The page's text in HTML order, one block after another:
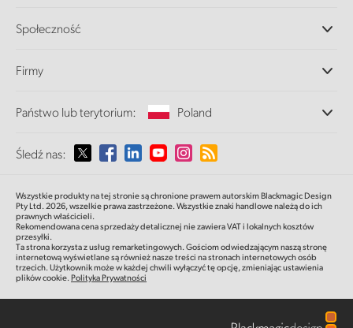
Ultimatte
Przechwytywanie i odtwarzanie
Konwersja standardów
Monitorowanie
Pamięć sieciowa
Routing i dystrybucja
Transmisja i kodowanie
Centrum wsparcia technicznego
Społeczność
Firmy
O nas
Multimedia
Państwo lub terytorium: Poland
Proszę wybrać państwo lub terytorium
Australia
Austria
Brazil
Śledź nas:
Wszystkie produkty na tej stronie są chronione prawem autorskim Blackmagic Design
Pty Ltd. 2026, wszelkie prawa zastrzeżone. Wszystkie znaki handlowe należą do ich
prawnych właścicieli.
Rekomendowana cena sprzedaży detalicznej nie zawiera VAT i lokalnych kosztów
przesyłki.
Ta strona korzysta z usług remarketingowych. Gościom odwiedzającym naszą stronę
internetową wyświetlane są również nasze treści na stronach internetowych osób
trzecich. Użytkownik może w każdej chwili wyłączyć tę opcję, zmieniając ustawienia
plików cookie. Polityka Prywatności